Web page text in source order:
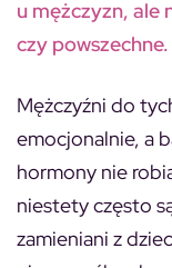
u mężczyzn, ale
czy powszechne.
Mężczyźni do
emocjonalnie, a
hormony nie
niestety często
zamieniani z